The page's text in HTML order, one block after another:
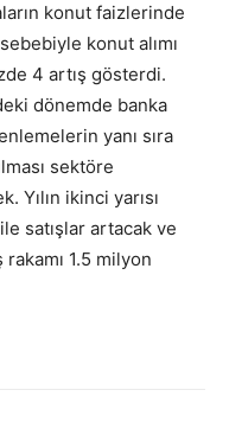
konut faizlerinde
konut alımı
4 artış gösterdi.
dönemde banka
yanı sıra
sektöre
Yılın ikinci yarısı
satışlar artacak ve
1.5 milyon